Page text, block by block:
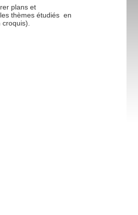
plans et
thèmes étudiés en